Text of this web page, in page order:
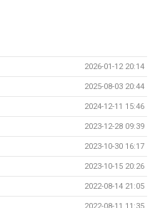
2026-01-12 20:14
2025-08-03 20:44
2024-12-11 15:46
2023-12-28 09:39
2023-10-30 16:17
2023-10-15 20:26
2022-08-14 21:05